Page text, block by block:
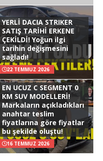
YERLİ DACIA STRIKER
SATIŞ TARİHİ ERKENE
ÇEKİLDİ! Yoğun ilgi
tarihin değişmesini
sağladı!
22 TEMMUZ 2026
EN UCUZ C SEGMENT 0
KM SUV MODELLERİ!
Markaların açıkladıkları
anahtar teslim
fiyatlarına göre fiyatlar
bu şekilde oluştu!
16 TEMMUZ 2026